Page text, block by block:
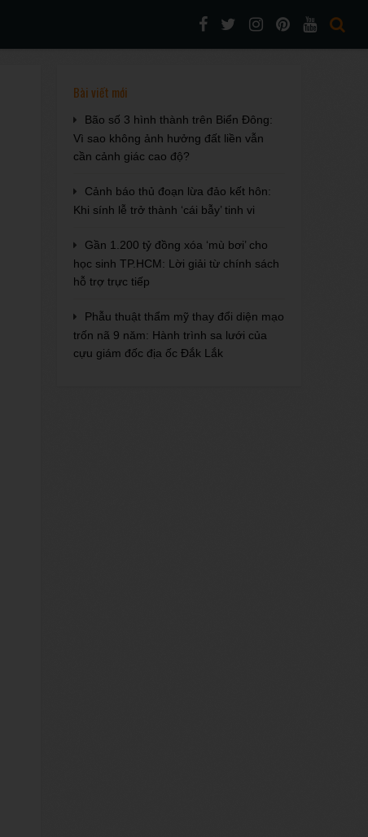
Bài viết mới
Bão số 3 hình thành trên Biển Đông:
Vì sao không ảnh hưởng đất liền vẫn
cần cảnh giác cao độ?
Cảnh báo thủ đoạn lừa đảo kết hôn:
Khi sính lễ trở thành ‘cái bẫy’ tinh vi
Gần 1.200 tỷ đồng xóa ‘mù bơi’ cho
học sinh TP.HCM: Lời giải từ chính sách
hỗ trợ trực tiếp
Phẫu thuật thẩm mỹ thay đổi diện mạo
trốn nã 9 năm: Hành trình sa lưới của
cựu giám đốc địa ốc Đắk Lắk